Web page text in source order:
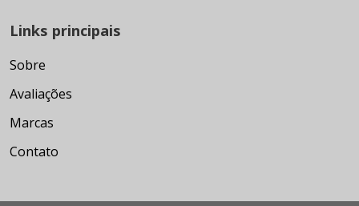
Links principais
Sobre
Avaliações
Marcas
Contato